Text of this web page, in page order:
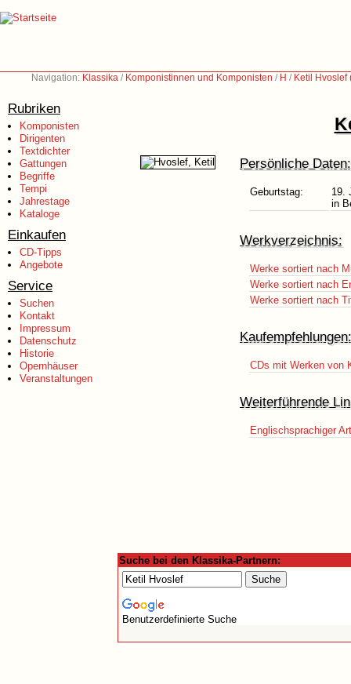
Navigation: Klassika / Komponistinnen und Komponisten / H / Ketil Hvoslef
Rubriken
Komponisten
Dirigenten
Textdichter
Gattungen
Begriffe
Tempi
Jahrestage
Kataloge
Einkaufen
CD-Tipps
Angebote
Service
Suchen
Kontakt
Impressum
Datenschutz
Historie
Opernhäuser
Veranstaltungen
Persönliche Daten:
Geburtstag:
19.
in
Werkverzeichnis:
Werke sortiert nach
Werke sortiert nach
Werke sortiert nach
Kaufempfehlungen:
CDs mit Werken von
Weiterführende
Englischsprachiger
Suche bei den Klassika-Partnern:
Benutzerdefinierte Suche